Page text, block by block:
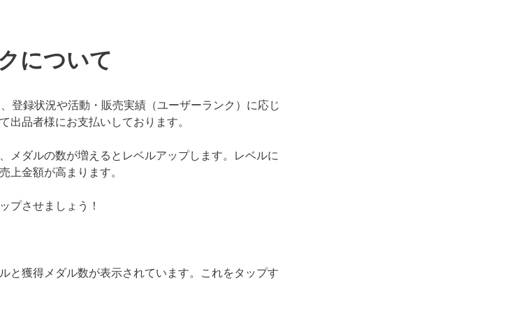
について
登録状況や活動・販売実績（ユーザーランク）に応じ
出品者様にお支払いしております。
メダルの数が増えるとレベルアップします。レベルに
上金額が高まります。
プさせましょう！
と獲得メダル数が表示されています。これをタップす